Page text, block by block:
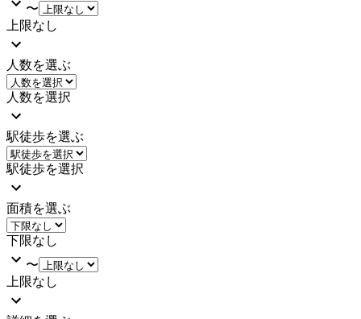
〜
上限なし
人数を選ぶ
人数を選択
駅徒歩を選ぶ
駅徒歩を選択
面積を選ぶ
下限なし
〜
上限なし